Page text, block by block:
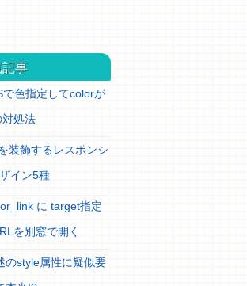
記事
で色指定してcolorが
処法
装飾するレスポンシ
イン5種
に target指定
を別窓で開く
のstyle属性に疑似要